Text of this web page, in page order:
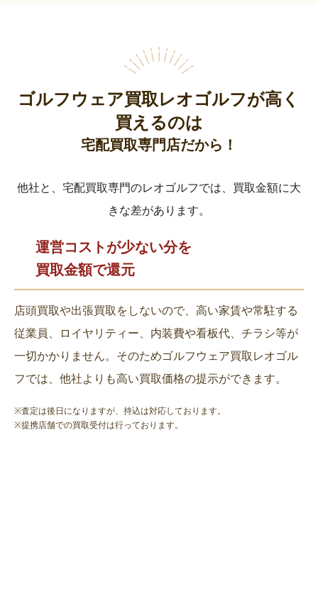
ゴルフウェア買取レオゴルフが高く
買えるのは
宅配買取専門店だから！
他社と、宅配買取専門のレオゴルフでは、買取金額に大
きな差があります。
運営コストが少ない分を
買取金額で還元
店頭買取や出張買取をしないので、高い家賃や常駐する
従業員、ロイヤリティー、内装費や看板代、チラシ等が
一切かかりません。そのためゴルフウェア買取レオゴル
フでは、他社よりも高い買取価格の提示ができます。
※査定は後日になりますが、持込は対応しております。
※提携店舗での買取受付は行っております。